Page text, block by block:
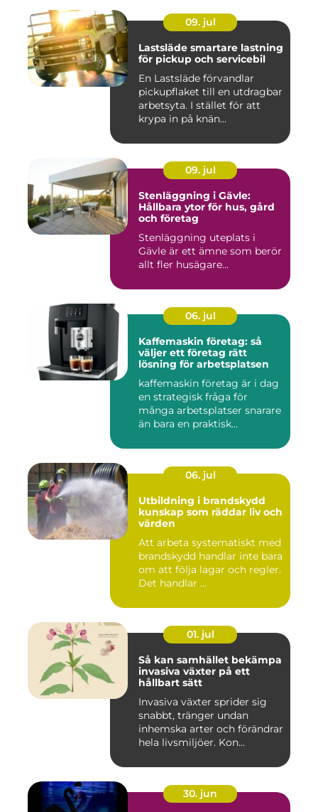
09. jul
Lastsläde smartare lastning
för pickup och servicebil
En Lastsläde förvandlar
pickupflaket till en utdragbar
arbetsyta. I stället för att
krypa in på knän...
09. jul
Stenläggning i Gävle:
Hållbara ytor för hus, gård
och företag
Stenläggning uteplats i
Gävle är ett ämne som berör
allt fler husägare...
06. jul
Kaffemaskin företag: så
väljer ett företag rätt
lösning för arbetsplatsen
kaffemaskin företag är i dag
en strategisk fråga för
många arbetsplatser snarare
än bara en praktisk...
06. jul
Utbildning i brandskydd
kunskap som räddar liv och
värden
Att arbeta systematiskt med
brandskydd handlar inte bara
om att följa lagar och regler.
Det handlar ...
01. jul
Så kan samhället bekämpa
invasiva växter på ett
hållbart sätt
Invasiva växter sprider sig
snabbt, tränger undan
inhemska arter och förändrar
hela livsmiljöer. Kon...
30. jun